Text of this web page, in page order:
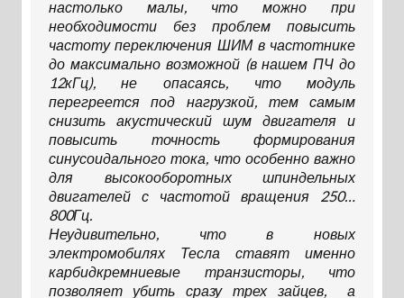
настолько малы, что можно при
необходимости без проблем повысить
частоту переключения ШИМ в частотнике
до максимально возможной (в нашем ПЧ до
12кГц), не опасаясь, что модуль
перегреется под нагрузкой, тем самым
снизить акустический шум двигателя и
повысить точность формирования
синусоидального тока, что особенно важно
для высокооборотных шпиндельных
двигателей с частотой вращения 250…
800Гц.
Неудивительно, что в новых
электромобилях Тесла ставят именно
карбидкремниевые транзисторы, что
позволяет убить сразу трех зайцев, а